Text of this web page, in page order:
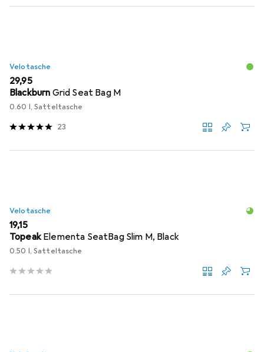
Velotasche
EUR
29,95
Blackburn Grid Seat Bag M
0.60 l, Satteltasche
23
Velotasche
EUR
19,15
Topeak Elementa SeatBag Slim M, Black
0.50 l, Satteltasche